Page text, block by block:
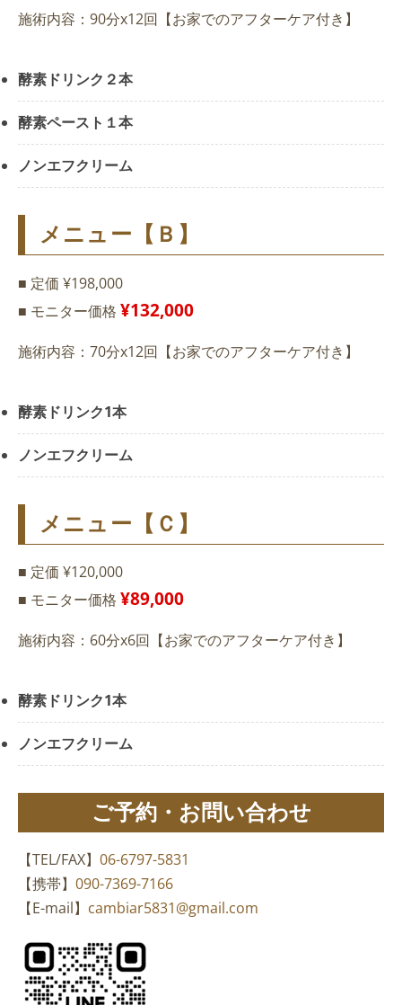
施術内容：90分x12回【お家でのアフターケア付き】
酵素ドリンク２本
酵素ペースト１本
ノンエフクリーム
メニュー【Ｂ】
■ 定価 ¥198,000
■ モニター価格 ¥132,000
施術内容：70分x12回【お家でのアフターケア付き】
酵素ドリンク1本
ノンエフクリーム
メニュー【Ｃ】
■ 定価 ¥120,000
■ モニター価格 ¥89,000
施術内容：60分x6回【お家でのアフターケア付き】
酵素ドリンク1本
ノンエフクリーム
ご予約・お問い合わせ
【TEL/FAX】 06-6797-5831
【携帯】 090-7369-7166
【E-mail】 cambiar5831@gmail.com